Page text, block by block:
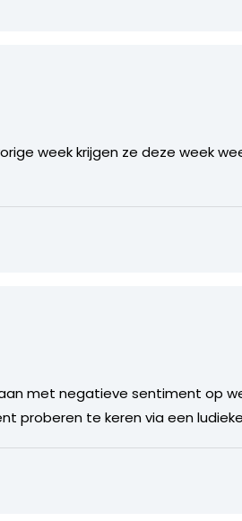
week krijgen ze deze week
met negatieve sentiment op
proberen te keren via een